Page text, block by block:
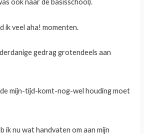
ook naar de basisschool).
ik veel aha! momenten.
gedrag grotendeels aan
de mijn-tijd-komt-nog-wel houding moet
ik nu wat handvaten om aan mijn